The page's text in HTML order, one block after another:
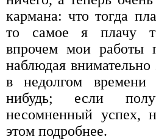
кармана: что тогда
то самое я плачу
впрочем мои работы
наблюдая
в недолгом
нибудь; если
несомненный успех,
этом подробнее.